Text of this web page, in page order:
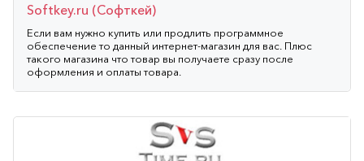
Softkey.ru (Софткей)
Если вам нужно купить или продлить программное
обеспечение то данный интернет-магазин для вас. Плюс
такого магазина что товар вы получаете сразу после
оформления и оплаты товара.